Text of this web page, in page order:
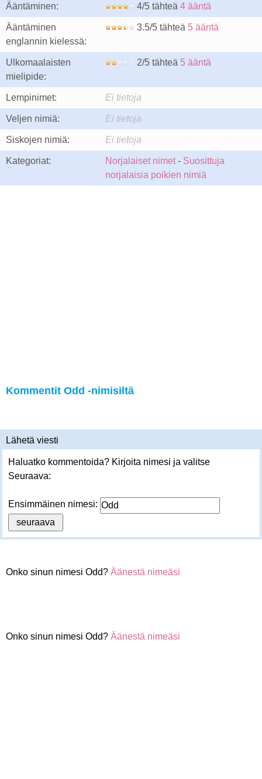
Ääntäminen: 4/5 tähteä 4 ääntä
Ääntäminen
englannin kielessä:
3.5/5 tähteä 5 ääntä
Ulkomaalaisten
mielipide:
2/5 tähteä 5 ääntä
Lempinimet: Ei tietoja
Veljen nimiä: Ei tietoja
Siskojen nimiä: Ei tietoja
Kategoriat: Norjalaiset nimet- Suosittuja
norjalaisia poikien nimiä
Kommentit Odd -nimisiltä
Lähetä viesti
Haluatko kommentoida? Kirjoita nimesi ja valitse
Seuraava:
Ensimmäinen nimesi:
Onko sinun nimesi Odd? Äänestä nimeäsi
Onko sinun nimesi Odd? Äänestä nimeäsi